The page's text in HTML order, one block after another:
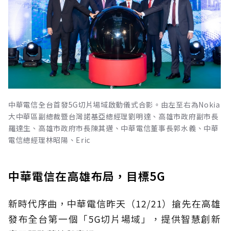
中華電信全台首發5G切片場域啟動儀式合影。由左至右為Nokia
大中華區副總裁暨台灣諾基亞總經理劉明達、高雄市政府副市長
羅達生、高雄市政府市長陳其邁、中華電信董事長郭水義、中華
電信總經理林昭陽、Eric
中華電信在高雄布局，目標5G
新時代序曲，中華電信昨天（12/21）搶先在高雄
發布全台第一個「5G切片場域」，提供智慧創新